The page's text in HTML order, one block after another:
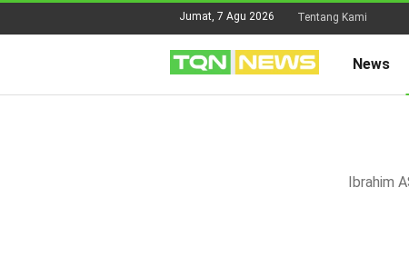
Jumat, 7 Agu 2026 Tentang Kami
News
Ibrahim